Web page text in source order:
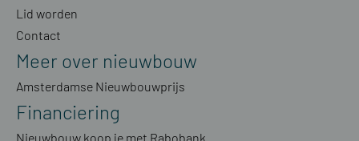
Lid worden
Contact
Meer over nieuwbouw
Amsterdamse Nieuwbouwprijs
Financiering
Nieuwbouw koop je met Rabobank